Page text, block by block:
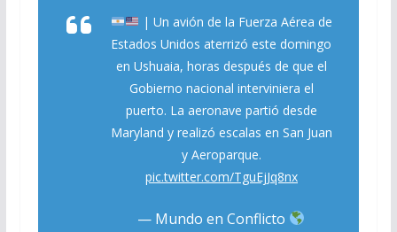
| Un avión de la Fuerza Aérea de
Estados Unidos aterrizó este domingo
en Ushuaia, horas después de que el
Gobierno nacional interviniera el
puerto. La aeronave partió desde
Maryland y realizó escalas en San Juan
y Aeroparque.
pic.twitter.com/TguEjJq8nx
— Mundo en Conflicto